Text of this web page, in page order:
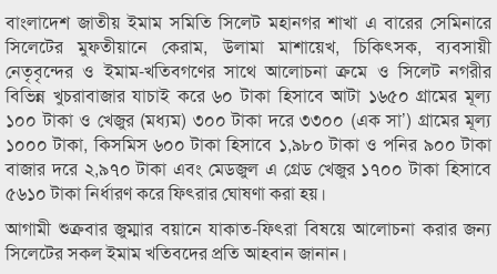
বাংলাদেশ জাতীয় ইমাম সমিতি সিলেট মহানগর শাখা এ বারের সেমিনারে
সিলেটের মুফতীয়ানে কেরাম, উলামা মাশায়েখ, চিকিৎসক, ব্যবসায়ী
নেতৃবৃন্দের ও ইমাম-খতিবগণের সাথে আলোচনা ক্রমে ও সিলেট নগরীর
বিভিন্ন খুচরাবাজার যাচাই করে ৬০ টাকা হিসাবে আটা ১৬৫০ গ্রামের মূল্য
১০০ টাকা ও খেজুর (মধ্যম) ৩০০ টাকা দরে ৩৩০০ (এক সা’) গ্রামের মূল্য
১০০০ টাকা, কিসমিস ৬০০ টাকা হিসাবে ১,৯৮০ টাকা ও পনির ৯০০ টাকা
বাজার দরে ২,৯৭০ টাকা এবং মেডজুল এ গ্রেড খেজুর ১৭০০ টাকা হিসাবে
৫৬১০ টাকা নির্ধারণ করে ফিৎরার ঘোষণা করা হয়।
আগামী শুক্রবার জুম্মার বয়ানে যাকাত-ফিৎরা বিষয়ে আলোচনা করার জন্য
সিলেটের সকল ইমাম খতিবদের প্রতি আহবান জানান।